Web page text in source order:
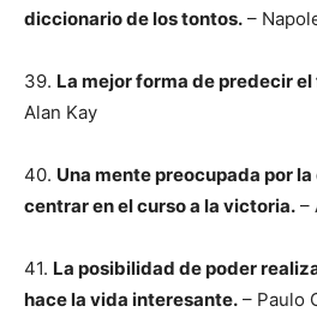
diccionario de los tontos. –
39. La mejor forma de predecir
Alan Kay
40. Una mente preocupada por
centrar en el curso a la victoria. –
41. La posibilidad de poder
hace la vida interesante. – Paulo